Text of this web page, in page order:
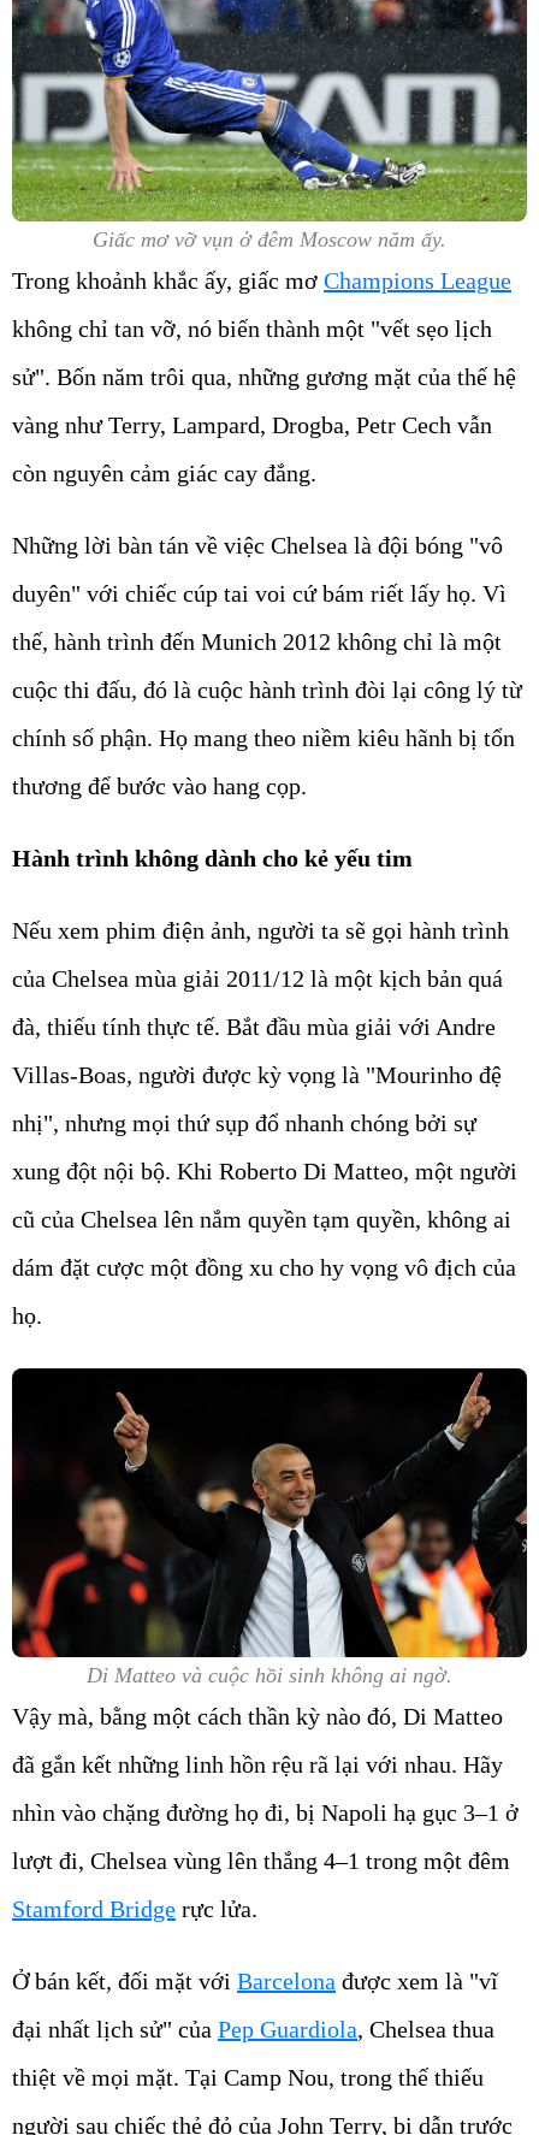
Giấc mơ vỡ vụn ở đêm Moscow năm ấy.
Trong khoảnh khắc ấy, giấc mơ Champions League
không chỉ tan vỡ, nó biến thành một "vết sẹo lịch
sử". Bốn năm trôi qua, những gương mặt của thế hệ
vàng như Terry, Lampard, Drogba, Petr Cech vẫn
còn nguyên cảm giác cay đắng.
Những lời bàn tán về việc Chelsea là đội bóng "vô
duyên" với chiếc cúp tai voi cứ bám riết lấy họ. Vì
thế, hành trình đến Munich 2012 không chỉ là một
cuộc thi đấu, đó là cuộc hành trình đòi lại công lý từ
chính số phận. Họ mang theo niềm kiêu hãnh bị tổn
thương để bước vào hang cọp.
Hành trình không dành cho kẻ yếu tim
Nếu xem phim điện ảnh, người ta sẽ gọi hành trình
của Chelsea mùa giải 2011/12 là một kịch bản quá
đà, thiếu tính thực tế. Bắt đầu mùa giải với Andre
Villas-Boas, người được kỳ vọng là "Mourinho đệ
nhị", nhưng mọi thứ sụp đổ nhanh chóng bởi sự
xung đột nội bộ. Khi Roberto Di Matteo, một người
cũ của Chelsea lên nắm quyền tạm quyền, không ai
dám đặt cược một đồng xu cho hy vọng vô địch của
họ.
Di Matteo và cuộc hồi sinh không ai ngờ.
Vậy mà, bằng một cách thần kỳ nào đó, Di Matteo
đã gắn kết những linh hồn rệu rã lại với nhau. Hãy
nhìn vào chặng đường họ đi, bị Napoli hạ gục 3–1 ở
lượt đi, Chelsea vùng lên thắng 4–1 trong một đêm
Stamford Bridge rực lửa.
Ở bán kết, đối mặt với Barcelona được xem là "vĩ
đại nhất lịch sử" của Pep Guardiola, Chelsea thua
thiệt về mọi mặt. Tại Camp Nou, trong thế thiếu
người sau chiếc thẻ đỏ của John Terry, bị dẫn trước